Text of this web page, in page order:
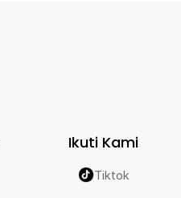
Ikuti Kami
Tiktok